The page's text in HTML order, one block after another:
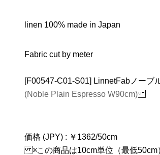
linen 100% made in Japan
Fabric cut by meter
[F00547-C01-S01] LinnetFabノー
(Noble Plain Espresso W90cm)
価格 (JPY) : ￥1362/50cm
※この商品は10cm単位（最低50cm